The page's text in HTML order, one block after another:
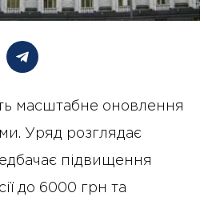
масштабне оновлення
Уряд розглядає
підвищення
до 6000 грн та